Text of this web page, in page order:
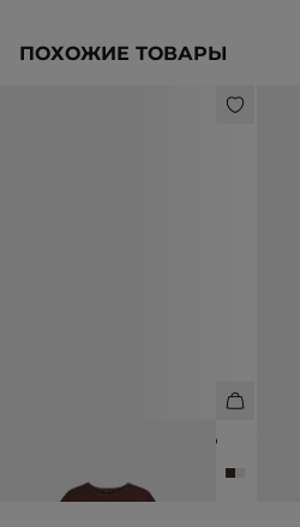
ПОХОЖИЕ ТОВАРЫ
ФУТБОЛКА ИЗ 100% ХЛОПКА СО